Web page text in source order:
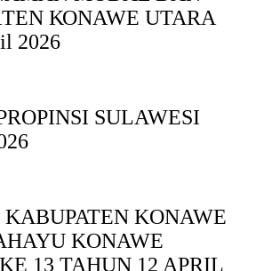
ΚΟNAWE UTARA
2026
SULAWESI
KONAWE
KONAWE
13 TAHUN 12 APRIL